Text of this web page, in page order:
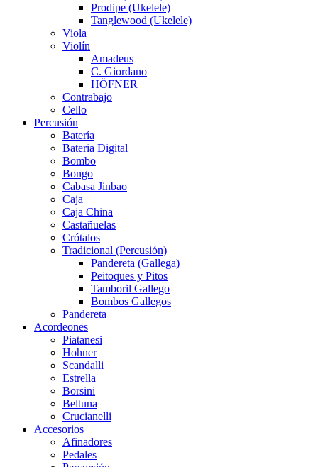
Prodipe (Ukelele)
Tanglewood (Ukelele)
Viola
Violín
Amadeus
C. Giordano
HÖFNER
Contrabajo
Cello
Percusión
Batería
Bateria Digital
Bombo
Bongo
Cabasa Jinbao
Caja
Caja China
Castañuelas
Crótalos
Tradicional (Percusión)
Pandereta (Gallega)
Peitoques y Pitos
Tamboril Gallego
Bombos Gallegos
Pandereta
Acordeones
Piatanesi
Hohner
Scandalli
Estrella
Borsini
Beltuna
Crucianelli
Accesorios
Afinadores
Pedales